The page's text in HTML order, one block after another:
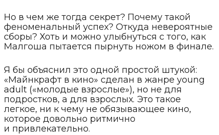
Но в чем же тогда секрет? Почему такой
феноменальный успех? Откуда невероятные
сборы? Хоть и можно улыбнуться с того, как
Малгоша пытается пырнуть ножом в финале.
Я бы объяснил это одной простой штукой:
«Майнкрафт в кино» сделан в жанре young
adult («молодые взрослые»), но не для
подростков, а для взрослых. Это такое
легкое, ни к чему не обязывающее кино,
которое довольно ритмично
и привлекательно.